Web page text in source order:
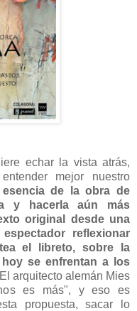
echar la vista atrás,
mejor nuestro
de la obra de
y hacerla aún más
original desde una
reflexionar
el libreto, sobre la
se enfrentan a los
arquitecto alemán Mies
es más", y eso es
propuesta, sacar lo